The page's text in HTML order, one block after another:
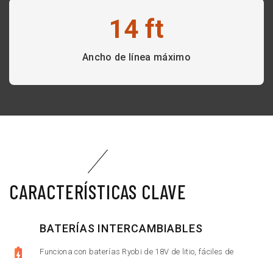
14 ft
Ancho de línea máximo
CARACTERÍSTICAS CLAVE
BATERÍAS INTERCAMBIABLES
Funciona con baterías Ryobi de 18V de litio, fáciles de